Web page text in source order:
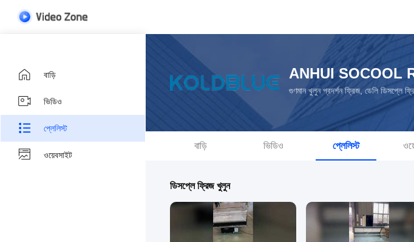
বাড়ি
ভিডিও
প্লেলিস্ট
ওয়েবসাইট
ANHUI SOCOOL
গুণমান খুলুন প্রদর্শন ফ্রিজ, ডেলি ডিসপ্লে
বাড়ি ভিডিও প্লেলিস্ট
ডিসপ্লে ফ্রিজ খুলুন